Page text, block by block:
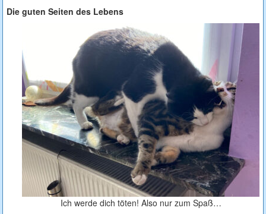
Die guten Seiten des Lebens
Ich werde dich töten! Also nur zum Spaß…